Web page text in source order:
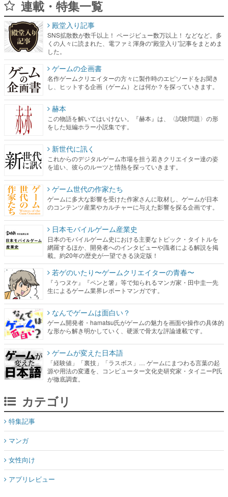
連載・特集一覧
殿堂入り記事
SNS拡散数が数千以上！ ページビュー数万以上！ などなど。多
くの人々に読まれた、電ファミ渾身の“殿堂入り”記事をまとめま
した。
ゲームの企画書
名作ゲームクリエイターの方々に製作時のエピソードをお聞き
し、ヒットする企画（ゲーム）とは何か？を探っていきます。
赫本
この物語を解いてはいけない。『赫本』は、〈試験問題〉の形
をした短編ホラー小説集です。
新世代に訊く
これからのデジタルゲーム市場を担う若きクリエイター達の姿
を追い、彼らのルーツと情熱を探っていきます。
ゲーム世代の作家たち
ゲームに多大な影響を受けた作家さんに取材し、ゲームが日本
のコンテンツ産業やカルチャーに与えた影響を探る企画です。
日本モバイルゲーム産業史
日本のモバイルゲーム史における主要なトピック・タイトルを
網羅するほか、開発者へのインタビューや識者による解説を掲
載。約20年の歴史が一望できる決定版！
若ゲのいたり〜ゲームクリエイターの青春〜
『うつヌケ』『ペンと箸』等で知られるマンガ家・田中圭一先
生によるゲーム業界レポートマンガです。
なんでゲームは面白い？
ゲーム開発者・hamatsu氏がゲームの魅力を画面や操作の具体的
な形から解き明かしていく、硬派で骨太な評論連載です。
ゲームが変えた日本語
「経験値」「裏技」「ラスボス」… ゲームにまつわる言葉の起
源や用法の変遷を、コンピューター文化史研究家・タイニーP氏
が徹底調査。
カテゴリ
特集記事
マンガ
女性向け
アプリレビュー